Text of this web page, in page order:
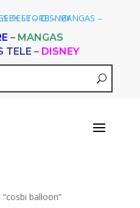
– MANGAS
TELE – DISNEY
balloon”